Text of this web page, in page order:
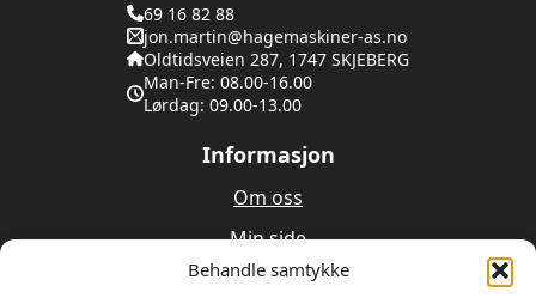
Behandle samtykke
69 16 82 88
jon.martin@hagemaskiner-as.no
Oldtidsveien 287, 1747 SKJEBERG
Man-Fre: 08.00-16.00
Lørdag: 09.00-13.00
Informasjon
Om oss
Min side
Utleie